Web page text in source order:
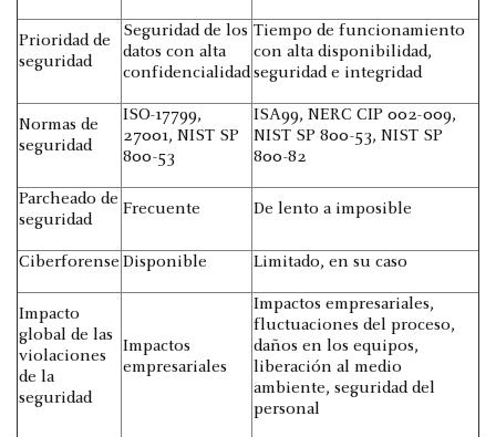
Prioridad de
seguridad
Seguridad de los
datos con alta
confidencialidad
Tiempo de funcionamiento
con alta disponibilidad,
seguridad e integridad
Normas de
seguridad
ISO-17799,
27001, NIST SP
800-53
ISA99, NERC CIP 002-009,
NIST SP 800-53, NIST SP
800-82
Parcheado de
seguridad
Frecuente De lento a imposible
Ciberforense Disponible Limitado, en su caso
Impacto
global de las
violaciones
de la
seguridad
Impactos
empresariales
Impactos empresariales,
fluctuaciones del proceso,
daños en los equipos,
liberación al medio
ambiente, seguridad del
personal